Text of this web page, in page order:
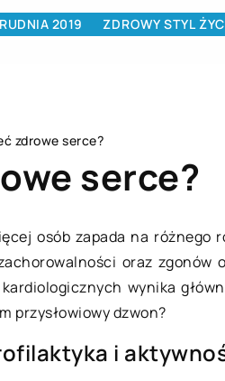
2019 ZDROWY STYL
zdrowe serce?
serce?
osób zapada na różnego
oraz zgonów
wynika
przysłowiowy dzwon?
i